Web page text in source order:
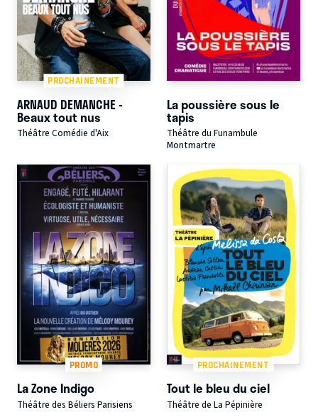
PROCHAINEMENT
ARNAUD DEMANCHE -
Beaux tout nus
Théâtre Comédie d'Aix
La poussière sous le
tapis
Théâtre du Funambule
Montmartre
PROMO
La Zone Indigo
Théâtre des Béliers Parisiens
PROCHAINEMENT
Tout le bleu du ciel
Théâtre de La Pépinière